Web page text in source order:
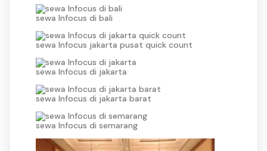
sewa Infocus di bali
sewa Infocus jakarta pusat quick count
sewa Infocus di jakarta
sewa Infocus di jakarta barat
sewa Infocus di semarang